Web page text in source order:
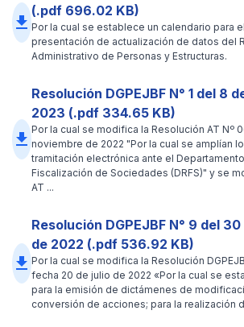
file_download
(.pdf 696.02 KB)
Por la cual se establece un calendario para
presentación de actualización de datos del
Administrativo de Personas y Estructuras.
file_download
Resolución DGPEJBF N° 1 del 8
2023 (.pdf 334.65 KB)
Por la cual se modifica la Resolución AT Nº
noviembre de 2022 "Por la cual se amplían
tramitación electrónica ante el
Fiscalización de Sociedades (DRFS)" y se
AT ...
file_download
Resolución DGPEJBF N° 9 del
de 2022 (.pdf 536.92 KB)
Por la cual se modifica la Resolución
fecha 20 de julio de 2022 «Por la cual se
para la emisión de dictámenes de
conversión de acciones; para la realización